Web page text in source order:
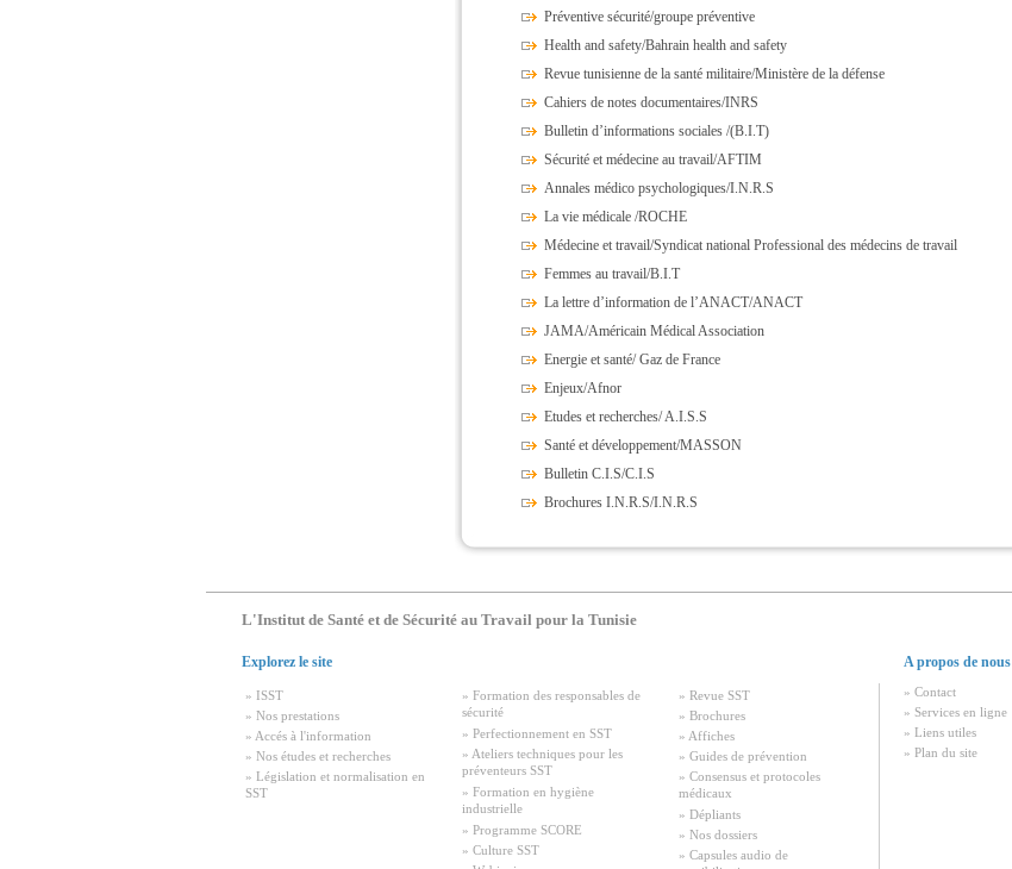
Préventive sécurité/groupe préventive
Health and safety/Bahrain health and safety
Revue tunisienne de la santé militaire/Ministère de la défense
Cahiers de notes documentaires/INRS
Bulletin d’informations sociales /(B.I.T)
Sécurité et médecine au travail/AFTIM
Annales médico psychologiques/I.N.R.S
La vie médicale /ROCHE
Médecine et travail/Syndicat national Professional des médecins de travail
Femmes au travail/B.I.T
La lettre d’information de l’ANACT/ANACT
JAMA/Américain Médical Association
Energie et santé/ Gaz de France
Enjeux/Afnor
Etudes et recherches/ A.I.S.S
Santé et développement/MASSON
Bulletin C.I.S/C.I.S
Brochures I.N.R.S/I.N.R.S
L'Institut de Santé et de Sécurité au Travail pour la Tunisie
Explorez le site
» ISST
» Nos prestations
» Accés à l'information
» Nos études et recherches
» Législation et normalisation en
SST
» Formation des responsables de
sécurité
» Perfectionnement en SST
» Ateliers techniques pour les
préventeurs SST
» Formation en hygiène
industrielle
» Programme SCORE
» Culture SST
» Revue SST
» Brochures
» Affiches
» Guides de prévention
» Consensus et protocoles
médicaux
» Dépliants
» Nos dossiers
» Capsules audio de
A propos de nous
» Contact
» Services en ligne
» Liens utiles
» Plan du site